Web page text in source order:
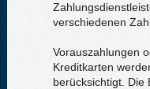
verschiedenen
Vorauszahlungen
Kreditkarten
berücksichtigt. Die